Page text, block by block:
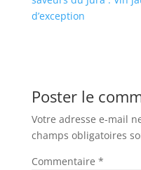
d’exception
Poster le
Votre adresse e-mail
champs obligatoires
Commentaire *